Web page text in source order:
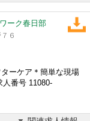
ーク春日部
６
ーケア＊簡単な現場
番号 11080-